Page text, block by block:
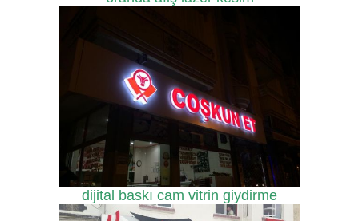
dijital baskı cam vitrin giydirme